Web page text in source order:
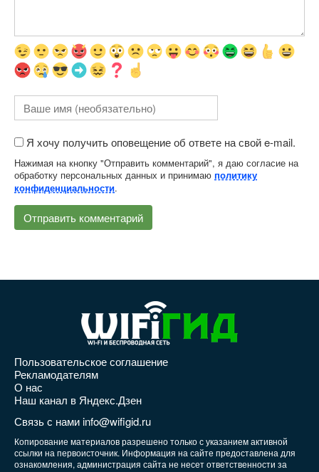
Я хочу получить оповещение об ответе на свой e-mail.
Нажимая на кнопку "Отправить комментарий", я даю согласие на
обработку персональных данных и принимаю политику
конфиденциальности.
Пользовательское соглашение
Рекламодателям
О нас
Наш канал в Яндекс.Дзен
Связь с нами info@wifigid.ru
Копирование материалов разрешено только с указанием активной
ссылки на первоисточник. Информация на сайте предоставлена для
ознакомления, администрация сайта не несет ответственности за